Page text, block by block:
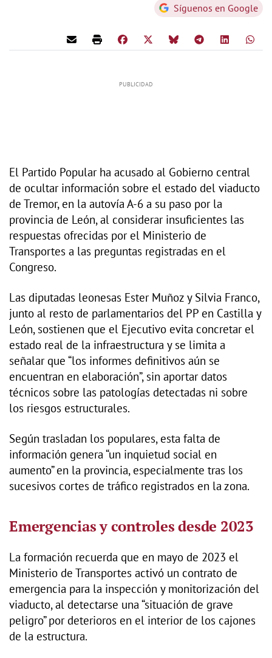
Síguenos en Google
El Partido Popular ha acusado al Gobierno central
de ocultar información sobre el estado del viaducto
de Tremor, en la autovía A-6 a su paso por la
provincia de León, al considerar insuficientes las
respuestas ofrecidas por el Ministerio de
Transportes a las preguntas registradas en el
Congreso.
Las diputadas leonesas Ester Muñoz y Silvia Franco,
junto al resto de parlamentarios del PP en Castilla y
León, sostienen que el Ejecutivo evita concretar el
estado real de la infraestructura y se limita a
señalar que “los informes definitivos aún se
encuentran en elaboración”, sin aportar datos
técnicos sobre las patologías detectadas ni sobre
los riesgos estructurales.
Según trasladan los populares, esta falta de
información genera “un inquietud social en
aumento” en la provincia, especialmente tras los
sucesivos cortes de tráfico registrados en la zona.
Emergencias y controles desde 2023
La formación recuerda que en mayo de 2023 el
Ministerio de Transportes activó un contrato de
emergencia para la inspección y monitorización del
viaducto, al detectarse una “situación de grave
peligro” por deterioros en el interior de los cajones
de la estructura.